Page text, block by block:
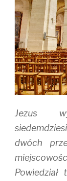
n
s
n
w
w
i
n
d
o
w
)
e
n
s
i
n
n
e
w
w
i
n
d
o
w
)
Jezus
dwóch